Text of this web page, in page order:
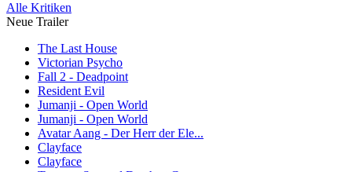
Alle Kritiken
Neue Trailer
The Last House
Victorian Psycho
Fall 2 - Deadpoint
Resident Evil
Jumanji - Open World
Jumanji - Open World
Avatar Aang - Der Herr der Ele...
Clayface
Clayface